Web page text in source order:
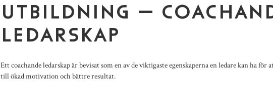
UTBILDNING –
LEDARSKAP
Ett coachande ledarskap är bevisat som en av de viktigaste egenskaperna en ledare kan ha för
till ökad motivation och bättre resultat.